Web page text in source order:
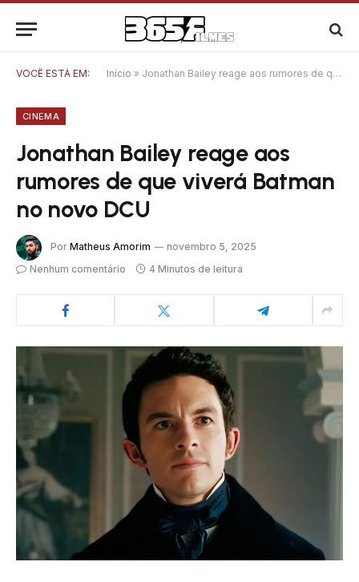
VOCÊ ESTÁ EM: Início » Jonathan Bailey reage aos rumores de que viverá Batman no novo DCU
CINEMA
Jonathan Bailey reage aos
rumores de que viverá Batman
no novo DCU
Por Matheus Amorim
novembro 5, 2025
Nenhum comentário
4 Minutos de leitura